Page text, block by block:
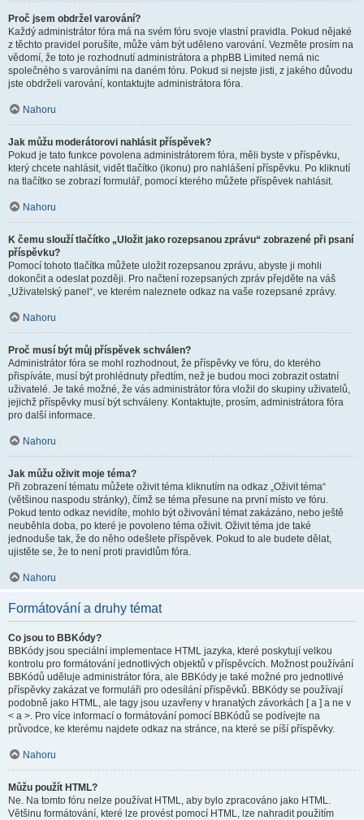
Proč jsem obdržel varování?
Každý administrátor fóra má na svém fóru svoje vlastní pravidla. Pokud nějaké
z těchto pravidel porušíte, může vám být uděleno varování. Vezměte prosím na
vědomí, že toto je rozhodnutí administrátora a phpBB Limited nemá nic
společného s varováními na daném fóru. Pokud si nejste jisti, z jakého důvodu
jste obdrželi varování, kontaktujte administrátora fóra.
Nahoru
Jak můžu moderátorovi nahlásit příspěvek?
Pokud je tato funkce povolena administrátorem fóra, měli byste v příspěvku,
který chcete nahlásit, vidět tlačítko (ikonu) pro nahlášení příspěvku. Po kliknutí
na tlačítko se zobrazí formulář, pomocí kterého můžete příspěvek nahlásit.
Nahoru
K čemu slouží tlačítko „Uložit jako rozepsanou zprávu“ zobrazené při psaní
příspěvku?
Pomocí tohoto tlačítka můžete uložit rozepsanou zprávu, abyste ji mohli
dokončit a odeslat později. Pro načtení rozepsaných zpráv přejděte na váš
„Uživatelský panel“, ve kterém naleznete odkaz na vaše rozepsané zprávy.
Nahoru
Proč musí být můj příspěvek schválen?
Administrátor fóra se mohl rozhodnout, že příspěvky ve fóru, do kterého
přispíváte, musí být prohlédnuty předtím, než je budou moci zobrazit ostatní
uživatelé. Je také možné, že vás administrátor fóra vložil do skupiny uživatelů,
jejichž příspěvky musí být schváleny. Kontaktujte, prosím, administrátora fóra
pro další informace.
Nahoru
Jak můžu oživit moje téma?
Při zobrazení tématu můžete oživit téma kliknutím na odkaz „Oživit téma“
(většinou naspodu stránky), čímž se téma přesune na první místo ve fóru.
Pokud tento odkaz nevidíte, mohlo být oživování témat zakázáno, nebo ještě
neuběhla doba, po které je povoleno téma oživit. Oživit téma jde také
jednoduše tak, že do něho odešlete příspěvek. Pokud to ale budete dělat,
ujistěte se, že to není proti pravidlům fóra.
Nahoru
Formátování a druhy témat
Co jsou to BBKódy?
BBKódy jsou speciální implementace HTML jazyka, které poskytují velkou
kontrolu pro formátování jednotlivých objektů v příspěvcích. Možnost používání
BBKódů uděluje administrátor fóra, ale BBKódy je také možné pro jednotlivé
příspěvky zakázat ve formuláři pro odesílání příspěvků. BBKódy se používají
podobně jako HTML, ale tagy jsou uzavřeny v hranatých závorkách [ a ] a ne v
< a >. Pro více informací o formátování pomocí BBKódů se podívejte na
průvodce, ke kterému najdete odkaz na stránce, na které se píší příspěvky.
Nahoru
Můžu použít HTML?
Ne. Na tomto fóru nelze používat HTML, aby bylo zpracováno jako HTML.
Většinu formátování, které lze provést pomocí HTML, lze nahradit použitím